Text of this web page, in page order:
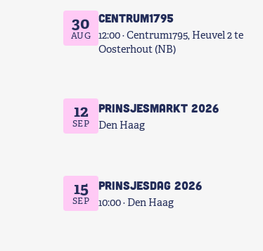
30
AUG
Centrum1795
12:00 Centrum1795, Heuvel 2 te
Oosterhout (NB)
12
SEP
Prinsjesmarkt 2026
Den Haag
15
SEP
Prinsjesdag 2026
10:00 Den Haag